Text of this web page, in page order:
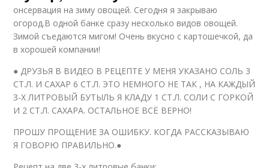
онсервация на зиму овощей. Сегодня я закрываю
огород.В одной банке сразу несколько видов овощей.
Зимой съедаются мигом! Очень вкусно с картошечкой, да
в хорошей компании!
● ДРУЗЬЯ В ВИДЕО В РЕЦЕПТЕ У МЕНЯ УКАЗАНО СОЛЬ 3
СТ.Л. И САХАР 6 СТ.Л. ЭТО НЕМНОГО НЕ ТАК , НА КАЖДЫЙ
З-Х ЛИТРОВЫЙ БУТЫЛЬ Я КЛАДУ 1 СТ.Л. СОЛИ С ГОРКОЙ
И 2 СТ.Л. САХАРА. ОСТАЛЬНОЕ ВСЁ ВЕРНО!
ПРОШУ ПРОЩЕНИЕ ЗА ОШИБКУ. КОГДА РАССКАЗЫВАЮ
Я ГОВОРЮ ПРАВИЛЬНО.●